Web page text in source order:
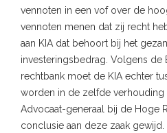
vennoten in een vof over de
vennoten menen dat zij recht
aan KIA dat behoort bij het
investeringsbedrag. Volgens de
rechtbank moet de KIA echter
worden in de zelfde verhouding
Advocaat-generaal bij de Hoge
conclusie aan deze zaak gewijd.